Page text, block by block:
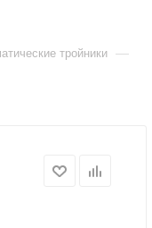
тройники —